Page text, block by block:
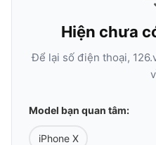
Hiện chưa
Để lại số điện thoại,
Model bạn quan tâm:
iPhone X